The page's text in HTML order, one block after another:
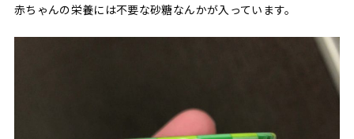
赤ちゃんの栄養には不要な砂糖なんかが入っています。